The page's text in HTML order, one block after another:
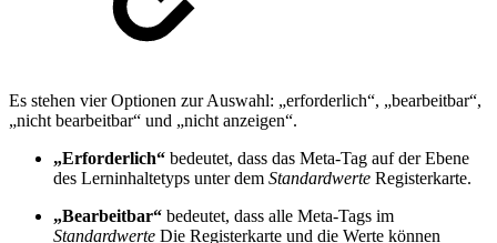
Es stehen vier Optionen zur Auswahl: „erforderlich“, „bearbeitbar“,
„nicht bearbeitbar“ und „nicht anzeigen“.
„Erforderlich“ bedeutet, dass das Meta-Tag auf der Ebene
des Lerninhaltetyps unter dem Standardwerte Registerkarte.
„Bearbeitbar“ bedeutet, dass alle Meta-Tags im
Standardwerte Die Registerkarte und die Werte können